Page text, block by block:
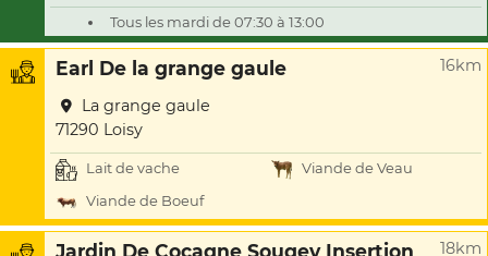
Tous les mardi de 07:30 à 13:00
Earl De la grange gaule 16km
La grange gaule
71290 Loisy
Lait de vache
Viande de Veau
Viande de Boeuf
Jardin De Cocagne Sougey Insertion 18km